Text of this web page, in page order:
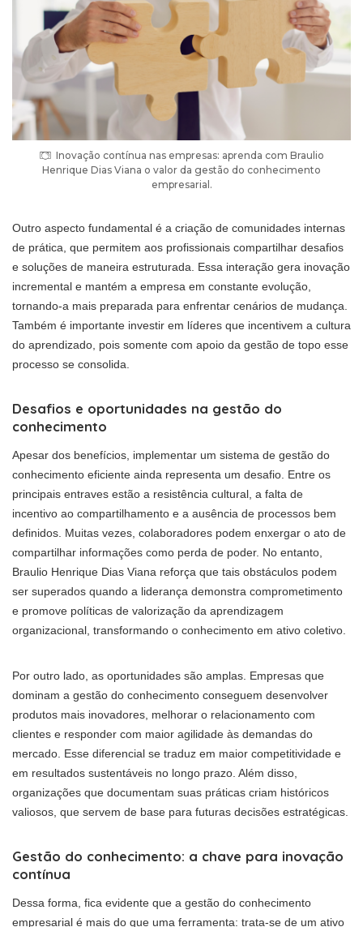
Inovação contínua nas empresas: aprenda com Braulio
Henrique Dias Viana o valor da gestão do conhecimento
empresarial.
Outro aspecto fundamental é a criação de comunidades internas
de prática, que permitem aos profissionais compartilhar desafios
e soluções de maneira estruturada. Essa interação gera inovação
incremental e mantém a empresa em constante evolução,
tornando-a mais preparada para enfrentar cenários de mudança.
Também é importante investir em líderes que incentivem a cultura
do aprendizado, pois somente com apoio da gestão de topo esse
processo se consolida.
Desafios e oportunidades na gestão do
conhecimento
Apesar dos benefícios, implementar um sistema de gestão do
conhecimento eficiente ainda representa um desafio. Entre os
principais entraves estão a resistência cultural, a falta de
incentivo ao compartilhamento e a ausência de processos bem
definidos. Muitas vezes, colaboradores podem enxergar o ato de
compartilhar informações como perda de poder. No entanto,
Braulio Henrique Dias Viana reforça que tais obstáculos podem
ser superados quando a liderança demonstra comprometimento
e promove políticas de valorização da aprendizagem
organizacional, transformando o conhecimento em ativo coletivo.
Por outro lado, as oportunidades são amplas. Empresas que
dominam a gestão do conhecimento conseguem desenvolver
produtos mais inovadores, melhorar o relacionamento com
clientes e responder com maior agilidade às demandas do
mercado. Esse diferencial se traduz em maior competitividade e
em resultados sustentáveis no longo prazo. Além disso,
organizações que documentam suas práticas criam históricos
valiosos, que servem de base para futuras decisões estratégicas.
Gestão do conhecimento: a chave para inovação
contínua
Dessa forma, fica evidente que a gestão do conhecimento
empresarial é mais do que uma ferramenta: trata-se de um ativo